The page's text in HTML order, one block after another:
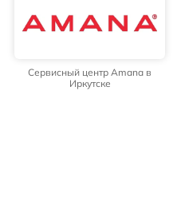
Сервисный центр Amana в
Иркутске